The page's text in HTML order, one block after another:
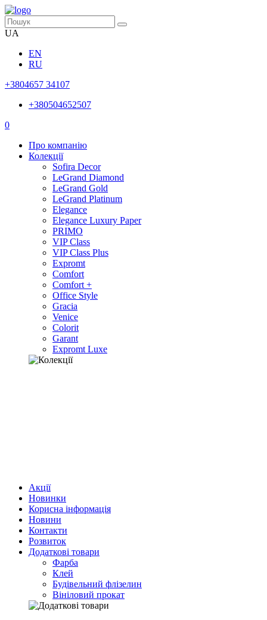
UA
EN
RU
+3804657 34107
+380504652507
0
Про компанію
Колекції
Sofira Decor
LeGrand Diamond
LeGrand Gold
LeGrand Platinum
Elegance
Elegance Luxury Paper
PRIMO
VIP Class
VIP Class Plus
Expromt
Comfort
Comfort +
Office Style
Gracia
Venice
Colorit
Garant
Expromt Luxe
Акції
Новинки
Корисна інформація
Новини
Контакти
Розвиток
Додаткові товари
Фарба
Клей
Будівельний флізелин
Вініловий прокат